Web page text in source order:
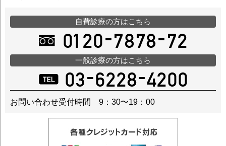
自費診療の方はこちら
一般診療の方はこちら
お問い合わせ受付時間 9：30〜19：00